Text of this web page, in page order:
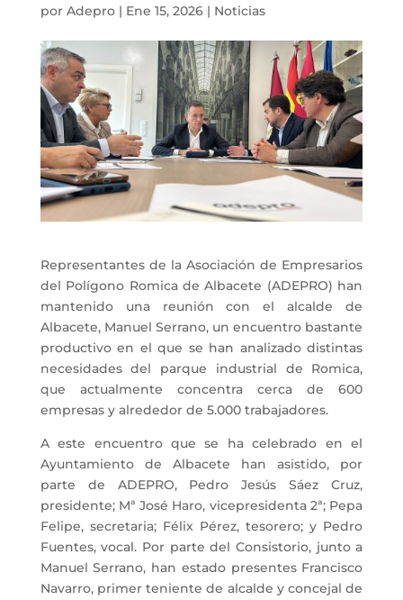
por Adepro| Ene 15, 2026| Noticias
Representantes de la Asociación de Empresarios
del Polígono Romica de Albacete (ADEPRO) han
mantenido una reunión con el alcalde de
Albacete, Manuel Serrano, un encuentro bastante
productivo en el que se han analizado distintas
necesidades del parque industrial de Romica,
que actualmente concentra cerca de 600
empresas y alrededor de 5.000 trabajadores.
A este encuentro que se ha celebrado en el
Ayuntamiento de Albacete han asistido, por
parte de ADEPRO, Pedro Jesús Sáez Cruz,
presidente; Mª José Haro, vicepresidenta 2ª; Pepa
Felipe, secretaria; Félix Pérez, tesorero; y Pedro
Fuentes, vocal. Por parte del Consistorio, junto a
Manuel Serrano, han estado presentes Francisco
Navarro, primer teniente de alcalde y concejal de